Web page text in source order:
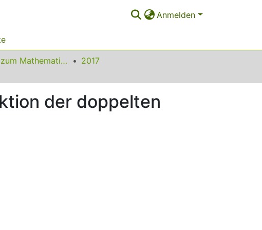
Anmelden
Beiträge zum Mathematikunterricht
2017
der doppelten